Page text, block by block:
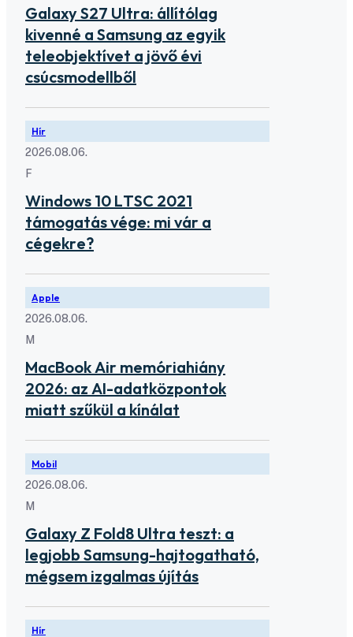
Galaxy S27 Ultra: állítólag
kivenné a Samsung az egyik
teleobjektívet a jövő évi
csúcsmodellből
Hír
2026.08.06.
F
Windows 10 LTSC 2021
támogatás vége: mi vár a
cégekre?
Apple
2026.08.06.
M
MacBook Air memóriahiány
2026: az AI-adatközpontok
miatt szűkül a kínálat
Mobil
2026.08.06.
M
Galaxy Z Fold8 Ultra teszt: a
legjobb Samsung-hajtogatható,
mégsem izgalmas újítás
Hír